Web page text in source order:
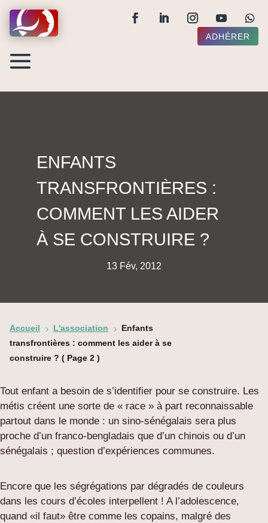
ADHÉRER
ENFANTS
TRANSFRONTIÈRES :
COMMENT LES AIDER
À SE CONSTRUIRE ?
13 Fév, 2012
Accueil 5 L'association 5
Enfants
transfrontières : comment les aider à se
construire ? ( Page 2 )
Tout enfant a besoin de s’identifier pour se construire. Les
métis créent une sorte de « race » à part reconnaissable
partout dans le monde : un sino-sénégalais sera plus
proche d’un franco-bengladais que d’un chinois ou d’un
sénégalais ; question d’expériences communes.
Encore que les ségrégations par dégradés de couleurs
dans les cours d’écoles interpellent ! A l’adolescence,
quand «il faut» être comme les copains, malgré des